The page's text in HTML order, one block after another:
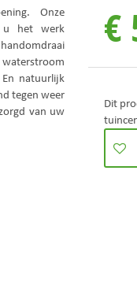
Onze
u het werk
natuurlijk
tegen weer
van uw
€
Dit